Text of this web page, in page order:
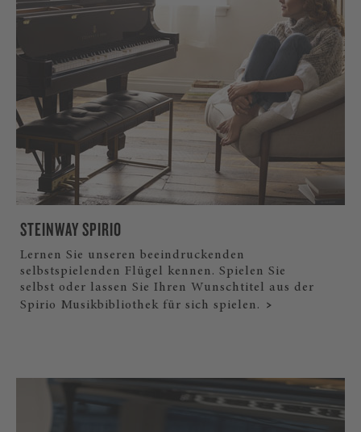
STEINWAY SPIRIO
Lernen Sie unseren beeindruckenden
selbstspielenden Flügel kennen. Spielen Sie
selbst oder lassen Sie Ihren Wunschtitel aus der
Spirio Musikbibliothek für sich spielen.